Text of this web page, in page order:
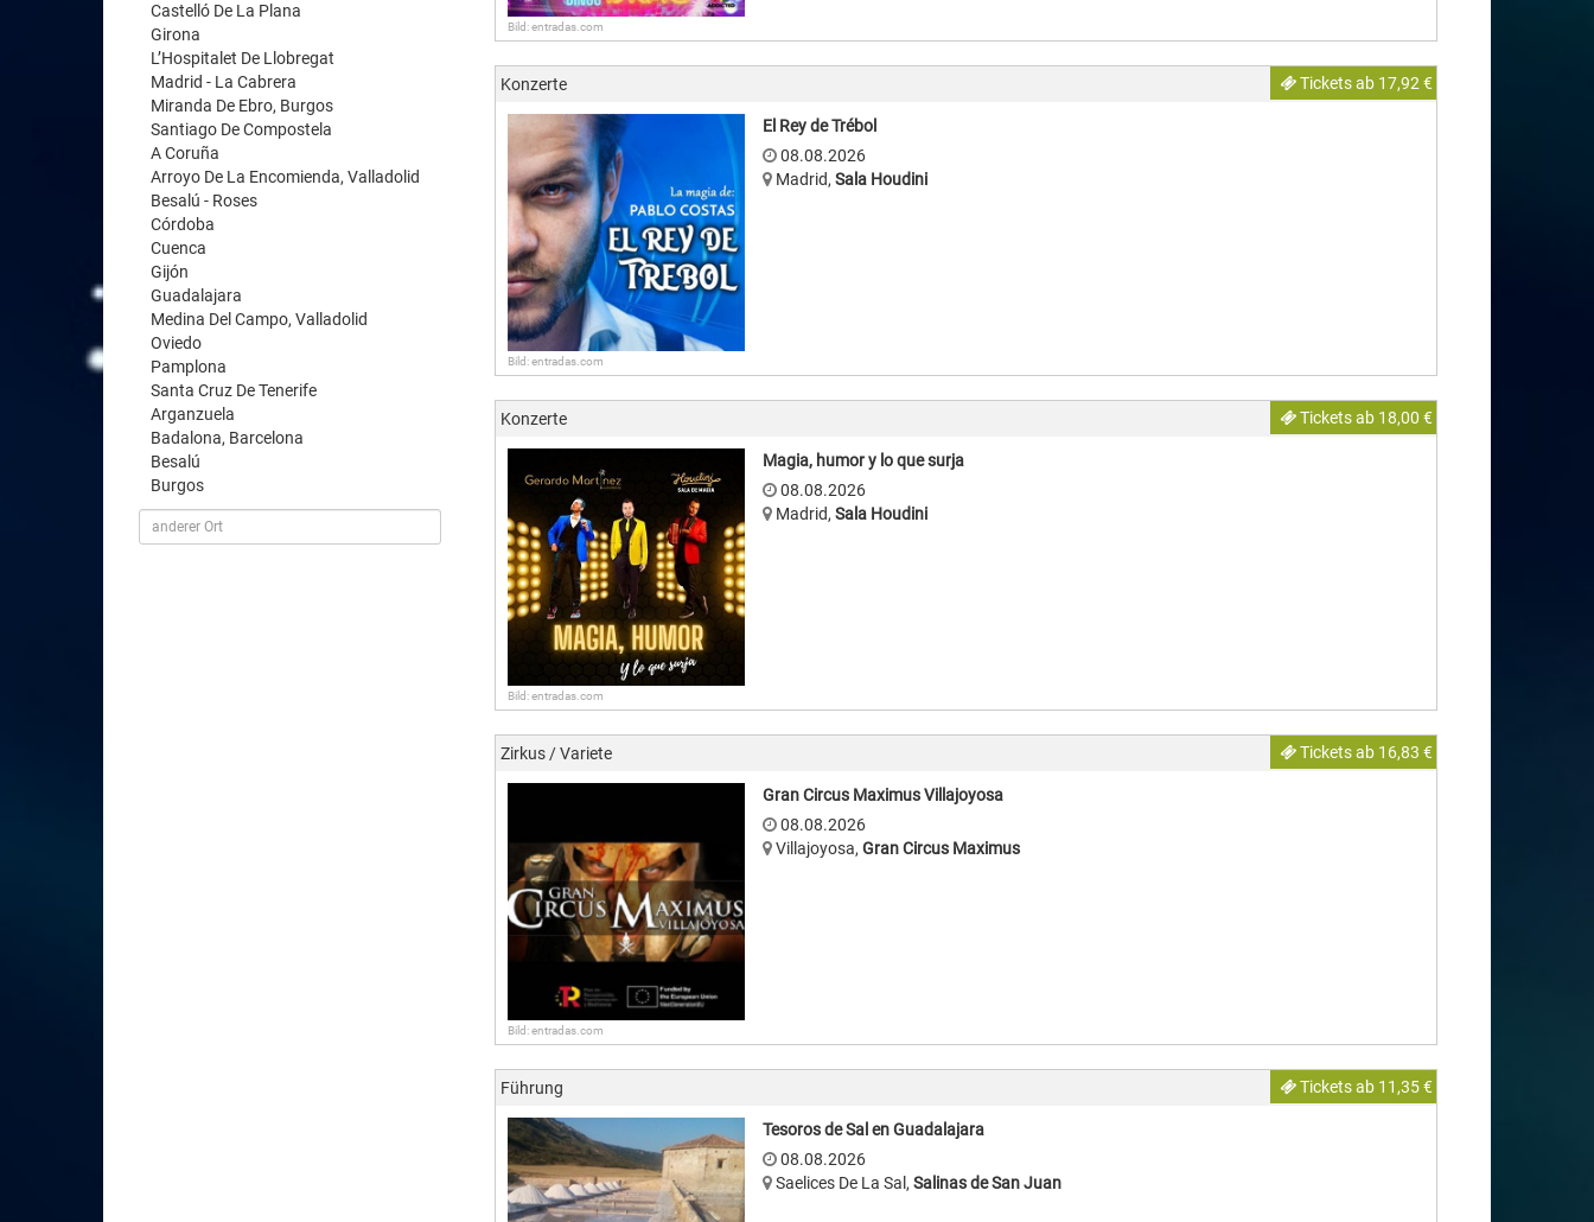
Castelló De La Plana
Girona
L’Hospitalet De Llobregat
Madrid - La Cabrera
Miranda De Ebro, Burgos
Santiago De Compostela
A Coruña
Arroyo De La Encomienda, Valladolid
Besalú - Roses
Córdoba
Cuenca
Gijón
Guadalajara
Medina Del Campo, Valladolid
Oviedo
Pamplona
Santa Cruz De Tenerife
Arganzuela
Badalona, Barcelona
Besalú
Burgos
Bild: entradas.com
Konzerte Tickets ab 17,92 €
Bild: entradas.com
El Rey de Trébol
08.08.2026
Madrid, Sala Houdini
Konzerte Tickets ab 18,00 €
Bild: entradas.com
Magia, humor y lo que surja
08.08.2026
Madrid, Sala Houdini
Zirkus / Variete Tickets ab 16,83 €
Bild: entradas.com
Gran Circus Maximus Villajoyosa
08.08.2026
Villajoyosa, Gran Circus Maximus
Führung Tickets ab 11,35 €
Tesoros de Sal en Guadalajara
08.08.2026
Saelices De La Sal , Salinas de San Juan